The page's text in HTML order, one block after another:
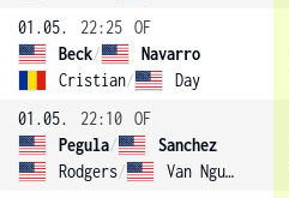
01.05.
22:25 OF
Beck/
Navarro
Cristian/ Day
01.05.
22:10 OF
Pegula/
Sanchez
Rodgers/ Van Nguyen